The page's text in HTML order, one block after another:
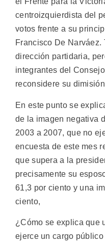
centroizquierdista del
votos frente a su
Francisco De Narváez.
dirección partidaria,
integrantes del
reconsidere su
En este punto se
de la imagen negativa
2003 a 2007, que no
encuesta de este mes
que supera a la
precisamente su
61,3 por ciento y una
ciento,
¿Cómo se explica que
ejerce un cargo